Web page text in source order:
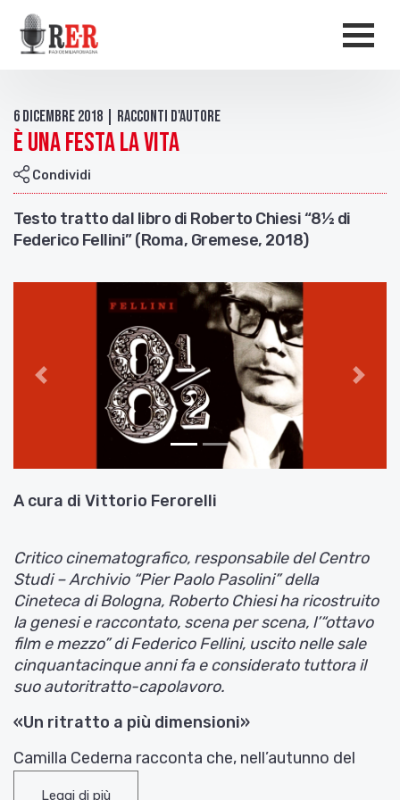
Salta al contenuto principale
6 Dicembre 2018 | Racconti d'autore
È una festa la vita
Condividi
Testo tratto dal libro di Roberto Chiesi “8½ di
Federico Fellini” (Roma, Gremese, 2018)
Indietro
A cura di Vittorio Ferorelli
Critico cinematografico, responsabile del Centro
Studi – Archivio “Pier Paolo Pasolini” della
Cineteca di Bologna, Roberto Chiesi ha ricostruito
la genesi e raccontato, scena per scena, l’“ottavo
film e mezzo” di Federico Fellini, uscito nelle sale
cinquantacinque anni fa e considerato tuttora il
suo autoritratto-capolavoro.
«Un ritratto a più dimensioni»
Camilla Cederna racconta che, nell’autunno del
Leggi di più